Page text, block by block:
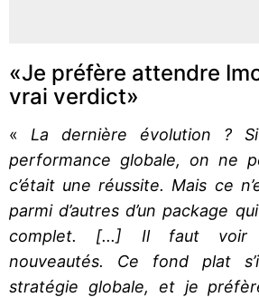
«Je préfère attendre
vrai verdict»
« La dernière évolution ?
performance globale, on ne
c’était une réussite. Mais ce
parmi d’autres d’un package
complet. [...] Il faut voir
nouveautés. Ce fond plat
stratégie globale, et je